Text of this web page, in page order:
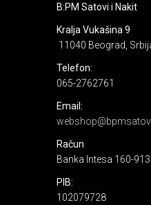
B:PM Satovi i Nakit
Kralja Vukašina 9
11040 Beograd,
Telefon:
065-2762761
Email:
Račun
Banka Intesa 160-
PIB:
102079728